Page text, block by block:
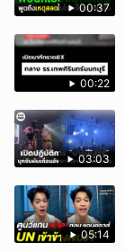
00:37
00:22
03:03
05:14